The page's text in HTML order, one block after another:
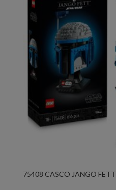
75408 CASCO JANGO FETT